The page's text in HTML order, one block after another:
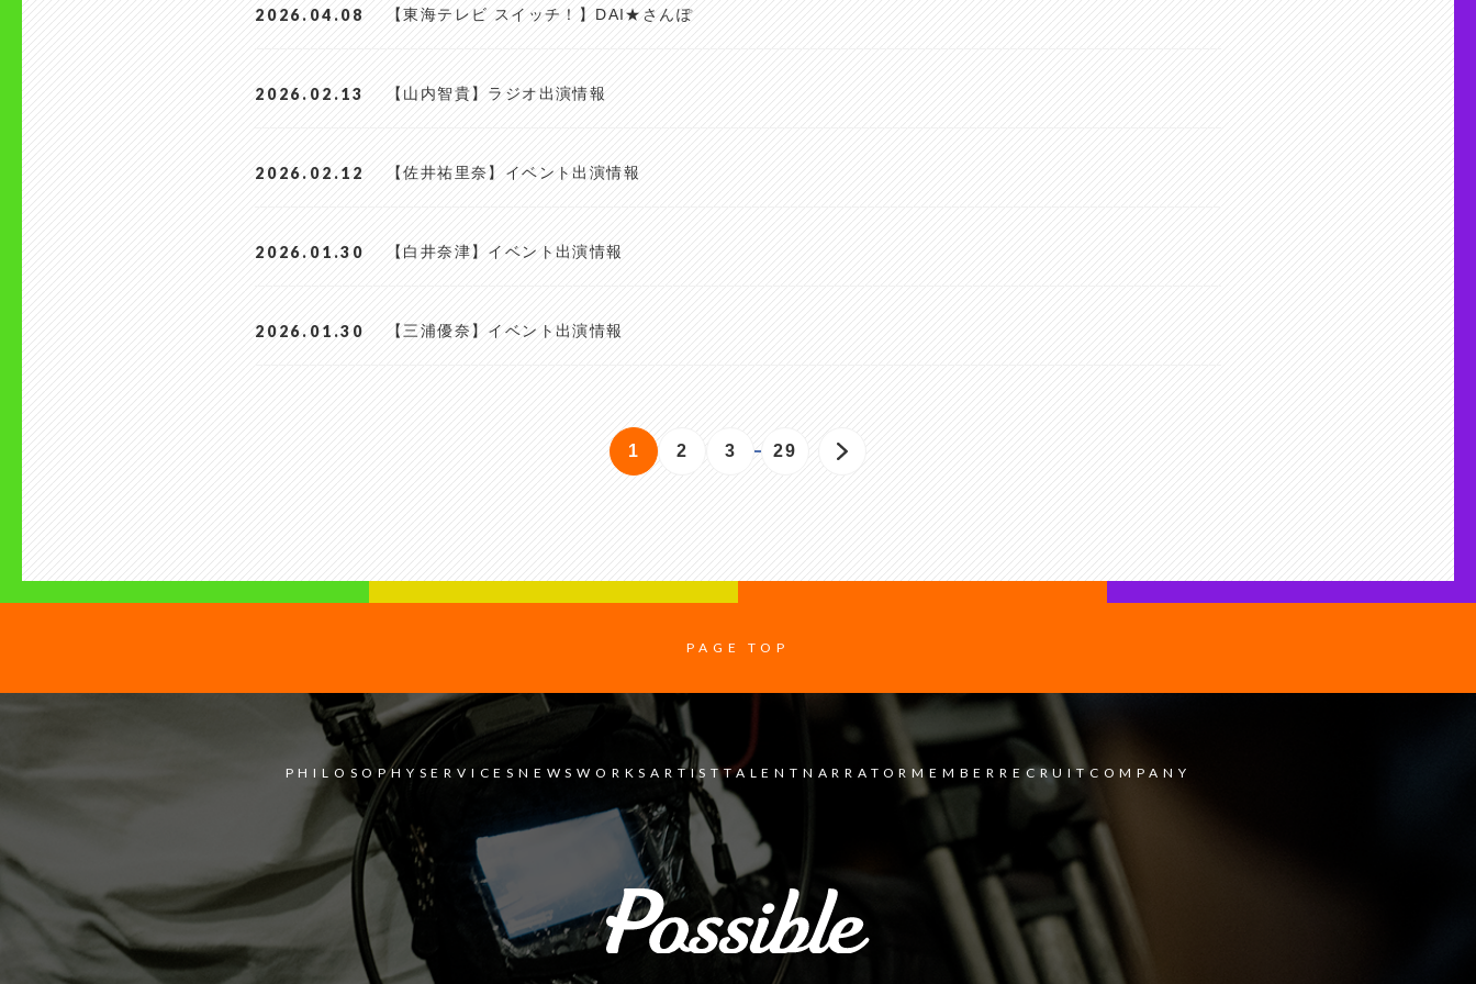
2026.04.08 【東海テレビ スイッチ！】DAI★さんぽ
2026.02.13 【山内智貴】ラジオ出演情報
2026.02.12 【佐井祐里奈】イベント出演情報
2026.01.30 【白井奈津】イベント出演情報
2026.01.30 【三浦優奈】イベント出演情報
1
ページ
2
ページ
3
ページ
29
ページ
PAGE TOP
PHILOSOPHY SERVICESNEWSWORKSARTISTTALENT NARRATORMEMBERRECRUITCOMPANY